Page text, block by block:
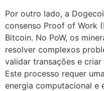
Por outro lado, a
consenso Proof of Work
Bitcoin. No PoW, os
resolver complexos
validar transações e
Este processo requer
energia computacional e